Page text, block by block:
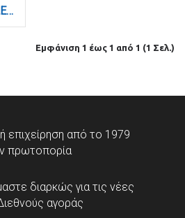
Επιτοίχιο φωτιστικό LED 12W 3CCT σε μαύρη απόχρωση απο μέταλλο και ακρυλικό D:12x50cm (43056-Black)
Εμφάνιση 1 έως 1 από 1 (1 Σελ.)
επιχείρηση από το 1979
πρωτοπορία
διαρκώς για τις νέες
αγοράς